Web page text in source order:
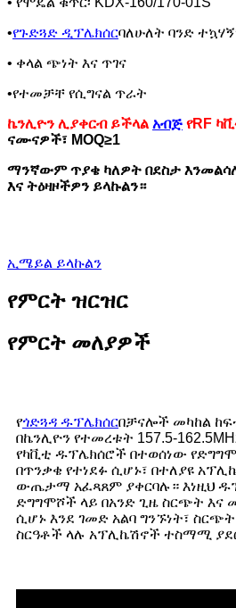
•የጉድጓድ ዲፕሌክሰርባለሁለት ባንድ
• ቀላል ጭነት እና ጥገና
•የተመቻቸ የሲግናል ጥራት
ኬንሊዮን ሊያቀርብ ይችላል አብጅ የRF
ናሙናዎች፣ MOQ≥1
ማንኛውም ጥያቄ ካለዎት በደስታ
እና ትዕዛዞችዎን ይላኩልን።
ኢሜይል ይላኩልን
የምርት ዝርዝር
የምርት መለያዎች
የጎድጓዳ ዱፕሌክሰርበቻናሎች መካከል
በኬንሊዮን የተመረቱት 157.5-
የካቪቲ ዱፕሌክሰሮች በተወሰነው
በጥንቃቄ የተነደፉ ሲሆኑ፣ በተለያዩ
ውጤታማ አፈጻጸም ያቀርባሉ። እነዚህ
ድግግሞሾች ላይ በአንድ ጊዜ ስርጭት እና
ሲሆኑ እንደ ገመድ አልባ ግንኙነት፣ ስርጭት
ስርዓቶች ላሉ አፕሊኬሽኖች ተስማሚ